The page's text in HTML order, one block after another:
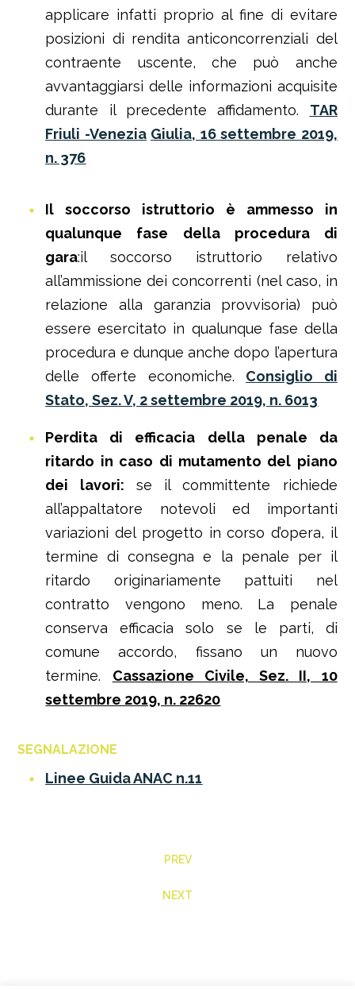
applicare infatti proprio al fine di evitare
posizioni di rendita anticoncorrenziali del
contraente uscente, che può anche
avvantaggiarsi delle informazioni acquisite
durante il precedente affidamento. TAR
Friuli -Venezia Giulia, 16 settembre 2019,
n. 376
Il soccorso istruttorio è ammesso in
qualunque fase della procedura di
gara:il soccorso istruttorio relativo
all’ammissione dei concorrenti (nel caso, in
relazione alla garanzia provvisoria) può
essere esercitato in qualunque fase della
procedura e dunque anche dopo l’apertura
delle offerte economiche. Consiglio di
Stato, Sez. V, 2 settembre 2019, n. 6013
Perdita di efficacia della penale da
ritardo in caso di mutamento del piano
dei lavori: se il committente richiede
all’appaltatore notevoli ed importanti
variazioni del progetto in corso d’opera, il
termine di consegna e la penale per il
ritardo originariamente pattuiti nel
contratto vengono meno. La penale
conserva efficacia solo se le parti, di
comune accordo, fissano un nuovo
termine. Cassazione Civile, Sez. II, 10
settembre 2019, n. 22620
SEGNALAZIONE
Linee Guida ANAC n.11
PREV
NEXT